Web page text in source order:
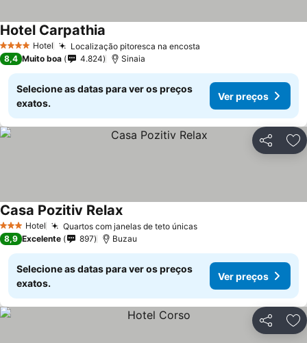
4 EstrelasHotel Localização pitoresca na encosta
Hotel Carpathia
8,4 Muito boa 4.824 Sinaia
Selecione as datas para ver os preços
exatos.
Ver preços
Partilhar
3 EstrelasHotel Quartos com janelas de teto únicasVer preços
Casa Pozitiv RelaxVer preços
8,9 Excelente 897 Buzau
Selecione as datas para ver os preços
exatos.
Ver preços
Partilhar